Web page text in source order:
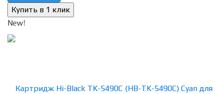
New!